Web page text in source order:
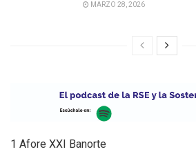
MARZO 28, 2026
1 Afore XXI Banorte